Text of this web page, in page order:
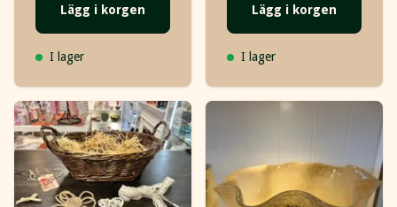
Lägg i korgen
I lager
Lägg i korgen
I lager